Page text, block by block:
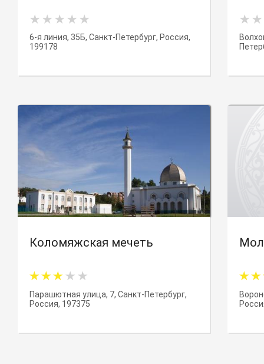
6-я линия, 35Б, Санкт-Петербург, Россия,
199178
Коломяжская мечеть
Парашютная улица, 7, Санкт-Петербург,
Россия, 197375